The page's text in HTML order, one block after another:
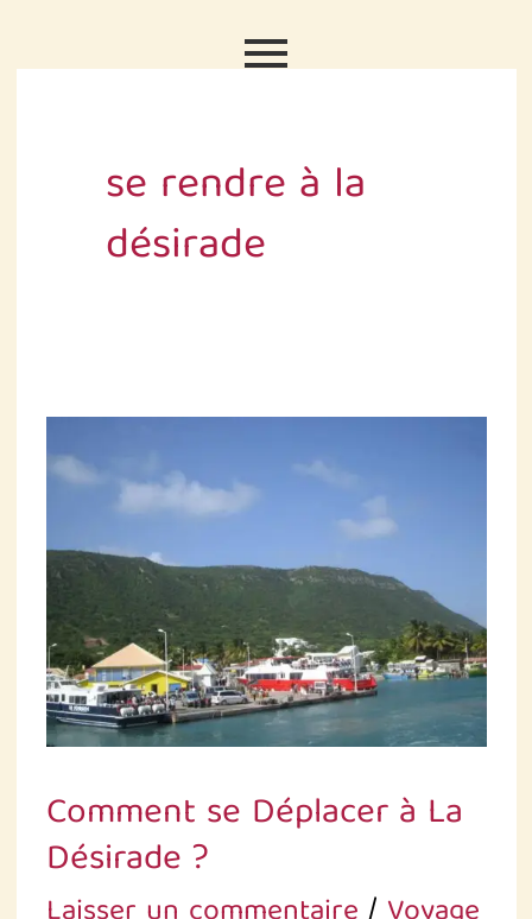
au
se rendre à la
désirade
Comment se Déplacer à La
Désirade ?
Comment
se
Déplacer
à
La
Désirade ?